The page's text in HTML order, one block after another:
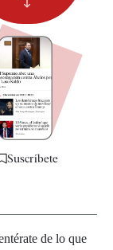
Suscríbete
de lo que